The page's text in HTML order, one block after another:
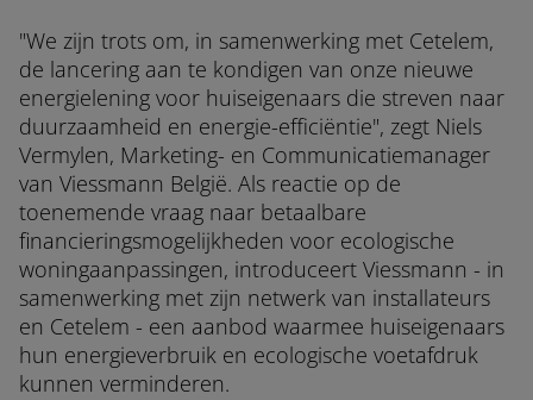
"We zijn trots om, in samenwerking met Cetelem,
de lancering aan te kondigen van onze nieuwe
energielening voor huiseigenaars die streven naar
duurzaamheid en energie-efficiëntie", zegt Niels
Vermylen, Marketing- en Communicatiemanager
van Viessmann België. Als reactie op de
toenemende vraag naar betaalbare
financieringsmogelijkheden voor ecologische
woningaanpassingen, introduceert Viessmann - in
samenwerking met zijn netwerk van installateurs
en Cetelem - een aanbod waarmee huiseigenaars
hun energieverbruik en ecologische voetafdruk
kunnen verminderen.